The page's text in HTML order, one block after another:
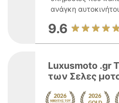
ανάγκη
9.6
Luxusmoto .gr
των Σελες